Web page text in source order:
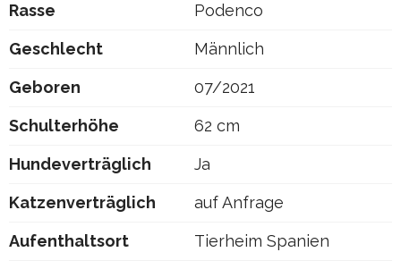
Rasse Podenco
Geschlecht Männlich
Geboren 07/2021
Schulterhöhe 62 cm
Hundeverträglich Ja
Katzenverträglich auf Anfrage
Aufenthaltsort Tierheim Spanien